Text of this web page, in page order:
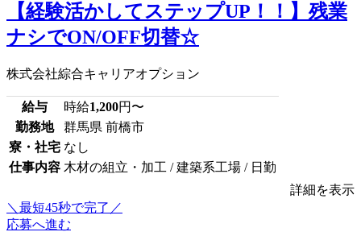
【経験活かしてステップUP！！】残業
ナシでON/OFF切替☆
株式会社綜合キャリアオプション
給与 時給1,200円〜
勤務地
群馬県 前橋市
寮・社宅 なし
仕事内容 木材の組立・加工 / 建築系工場 / 日勤
詳細を表示
＼最短45秒で完了／
応募へ進む